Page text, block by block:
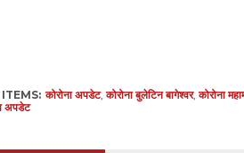
कोरोना अपडेट,कोरोना बुलेटिन बागेश्वर,कोरोना
अपडेट